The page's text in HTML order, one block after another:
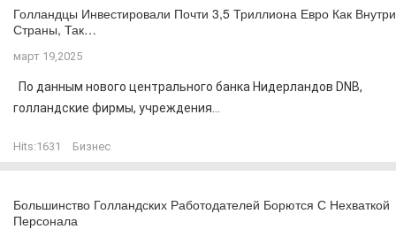
Голландцы Инвестировали Почти 3,5 Триллиона Евро Как Внутри
Страны, Так…
март 19,2025
По данным нового центрального банка Нидерландов DNB,
голландские фирмы, учреждения...
Hits:1631 Бизнес
Большинство Голландских Работодателей Борются С Нехваткой
Персонала